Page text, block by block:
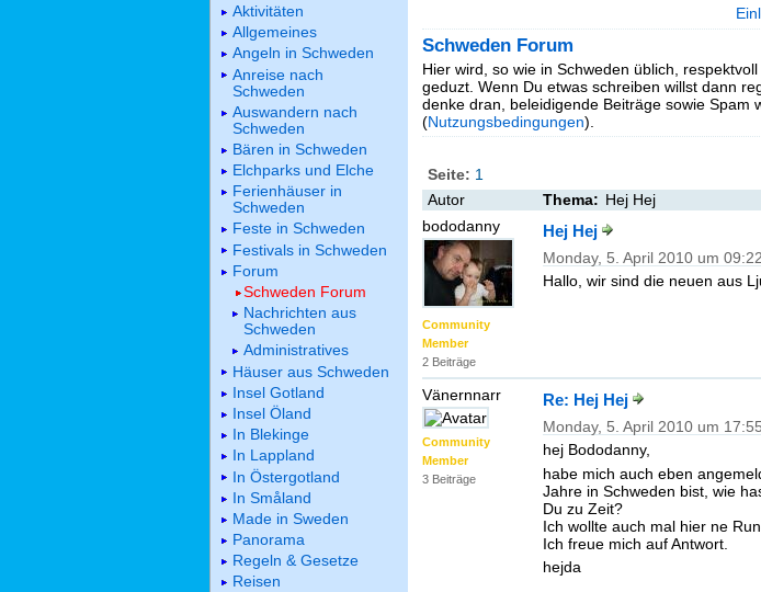
Schweden Forum
Hier wird, so wie in Schweden üblich, respektvoll
geduzt. Wenn Du etwas schreiben willst dann
denke dran, beleidigende Beiträge sowie Spam
(Nutzungsbedingungen).
Seite: 1
Autor
Thema: Hej Hej
bododanny
Community
Member
2 Beiträge
Hej Hej
Monday, 5. April 2010 um
Hallo, wir sind die neuen aus
Vänernnarr
Community
Member
3 Beiträge
Re: Hej Hej
Monday, 5. April 2010 um
hej Bododanny,
habe mich auch eben
Jahre in Schweden bist, wie
Du zu Zeit?
Ich wollte auch mal hier ne
Ich freue mich auf Antwort.
hejda
Aktivitäten
Allgemeines
Angeln in Schweden
Anreise nach
Schweden
Auswandern nach
Schweden
Bären in Schweden
Elchparks und Elche
Ferienhäuser in
Schweden
Feste in Schweden
Festivals in Schweden
Forum
Schweden Forum
Nachrichten aus
Schweden
Administratives
Häuser aus Schweden
Insel Gotland
Insel Öland
In Blekinge
In Lappland
In Östergotland
In Småland
Made in Sweden
Panorama
Regeln & Gesetze
Reisen